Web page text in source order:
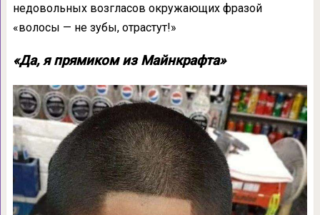
недовольных возгласов окружающих фразой
«волосы — не зубы, отрастут!»
«Да, я прямиком из Майнкрафта»